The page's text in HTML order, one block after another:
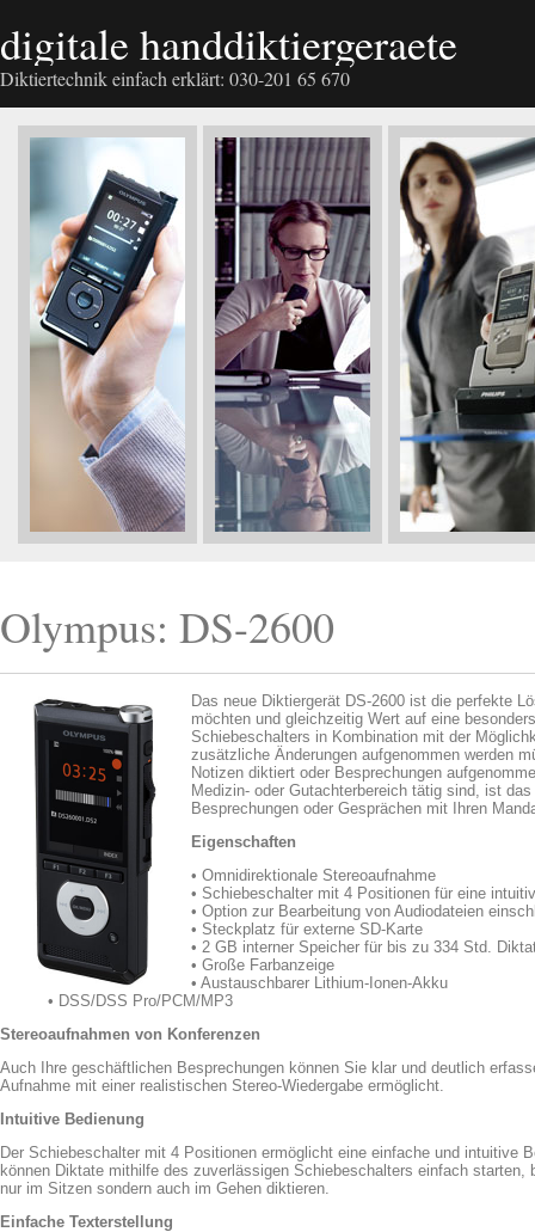
digitale handdiktiergeraete
Diktiertechnik einfach erklärt: 030-201 65 670
Olympus: DS-2600
Das neue Diktiergerät DS-2600 ist die perfekte
möchten und gleichzeitig Wert auf eine
Schiebeschalters in Kombination mit der
zusätzliche Änderungen aufgenommen werden
Notizen diktiert oder Besprechungen
Medizin- oder Gutachterbereich tätig sind, ist
Besprechungen oder Gesprächen mit Ihren
Eigenschaften
• Omnidirektionale Stereoaufnahme
• Schiebeschalter mit 4 Positionen für eine
• Option zur Bearbeitung von Audiodateien
• Steckplatz für externe SD-Karte
• 2 GB interner Speicher für bis zu 334 Std.
• Große Farbanzeige
• Austauschbarer Lithium-Ionen-Akku
• DSS/DSS Pro/PCM/MP3
Stereoaufnahmen von Konferenzen
Auch Ihre geschäftlichen Besprechungen können Sie klar und deutlich
Aufnahme mit einer realistischen Stereo-Wiedergabe ermöglicht.
Intuitive Bedienung
Der Schiebeschalter mit 4 Positionen ermöglicht eine einfache und
können Diktate mithilfe des zuverlässigen Schiebeschalters einfach
nur im Sitzen sondern auch im Gehen diktieren.
Einfache Texterstellung